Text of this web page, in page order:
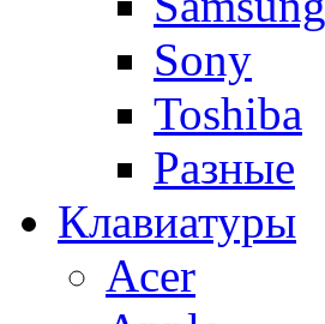
Sony
Toshiba
Разные
Клавиатуры
Acer